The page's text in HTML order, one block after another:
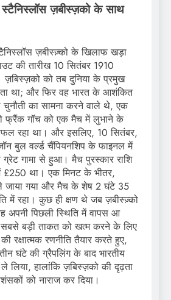
ज़बीस्ज़को के साथ
ज़बीस्ज़्को के खिलाफ खड़ा
की तारीख 10 सितंबर 1910
ज़बिस्ज़को को तब दुनिया के प्रमुख
था; और फिर वह भारत के आशंकित
चुनौती का सामना करने वाले थे, एक
फ्रैंक गॉच को एक मैच में लुभाने के
रहा था। और इसलिए, 10 सितंबर,
बुल वर्ल्ड चैंपियनशिप के फाइनल में
ग्रेट गामा से हुआ। मैच पुरस्कार राशि
था। एक मिनट के भीतर,
जाया गया और मैच के शेष 2 घंटे 35
में रहा। कुछ ही क्षण थे जब ज़बीस्ज़्को
अपनी पिछली स्थिति में वापस आ
सबसे बड़ी ताकत को खत्म करने के लिए
रक्षात्मक रणनीति तैयार करते हुए,
घंटे की ग्रैपलिंग के बाद भारतीय
लिया, हालांकि ज़बिस्ज़को की दृढ़ता
को नाराज कर दिया।